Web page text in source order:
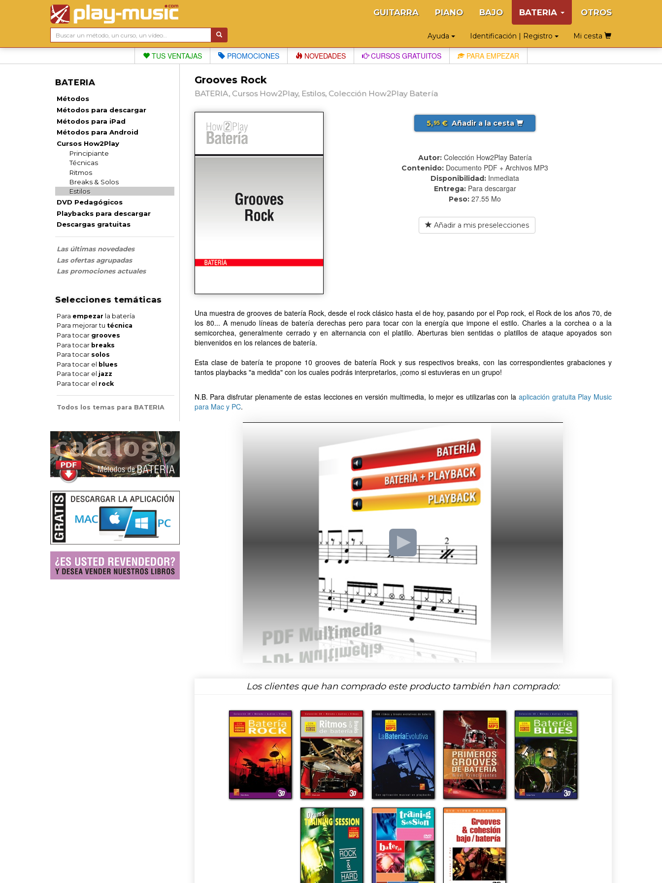
GUITARRA PIANO BAJO BATERIA OTROS
Ayuda Identificación | Registro Mi cesta
TUS VENTAJAS PROMOCIONES NOVEDADES CURSOS GRATUITOS PARA EMPEZAR
BATERIA
Métodos
Métodos para descargar
Métodos para iPad
Métodos para Android
Cursos How2Play
Principiante
Técnicas
Ritmos
Breaks & Solos
Estilos
DVD Pedagógicos
Playbacks para descargar
Descargas gratuitas
Las últimas novedades
Las ofertas agrupadas
Las promociones actuales
Selecciones temáticas
Para empezar la batería
Para mejorar tu técnica
Para tocar grooves
Para tocar breaks
Para tocar solos
Para tocar el blues
Para tocar el jazz
Para tocar el rock
Todos los temas para BATERIA
Grooves Rock
BATERIA, Cursos How2Play, Estilos, Colección How2Play Batería
5,95€ Añadir a la cesta
Autor: Colección How2Play Batería
Contenido: Documento PDF + Archivos MP3
Disponibilidad: Inmediata
Entrega: Para descargar
Peso: 27.55 Mo
Añadir a mis preselecciones
Una muestra de grooves de batería Rock, desde el rock clásico hasta el de hoy, pasando por el Pop rock, el Rock de los años 70, de
los 80... A menudo líneas de batería derechas pero para tocar con la energía que impone el estilo. Charles a la corchea o a la
semicorchea, generalmente cerrado y en alternancia con el platillo. Aberturas bien sentidas o platillos de ataque apoyados son
bienvenidos en los relances de batería.
Esta clase de batería te propone 10 grooves de batería Rock y sus respectivos breaks, con las correspondientes grabaciones y
tantos playbacks "a medida" con los cuales podrás interpretarlos, ¡como si estuvieras en un grupo!
N.B. Para disfrutar plenamente de estas lecciones en versión multimedia, lo mejor es utilizarlas con la aplicación gratuita Play Music
para Mac y PC.
Los clientes que han comprado este producto también han comprado: